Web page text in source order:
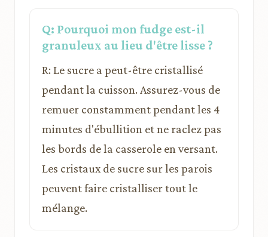
Q: Pourquoi mon fudge est-il
granuleux au lieu d'être lisse ?
R: Le sucre a peut-être cristallisé
pendant la cuisson. Assurez-vous de
remuer constamment pendant les 4
minutes d'ébullition et ne raclez pas
les bords de la casserole en versant.
Les cristaux de sucre sur les parois
peuvent faire cristalliser tout le
mélange.